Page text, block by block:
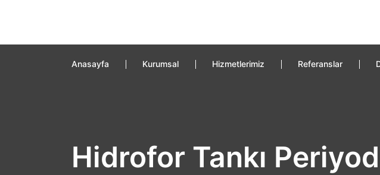
Anasayfa Kurumsal Hizmetlerimiz Referanslar
Hidrofor Tankı